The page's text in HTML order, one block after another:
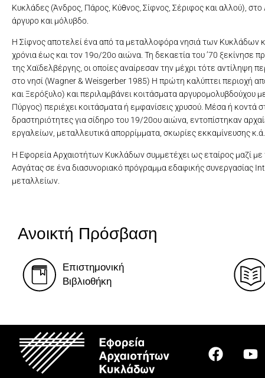
Κυκλάδες (Άνδρος, Πάρος, Κύθνος, Σίφνος, Σέριφος και αλλού),
άργυρο και μόλυβδο.
Η Σίφνος αποτελεί ένα από τα μεταλλοφόρα νησιά των Κυκλάδων
χρόνια έως και τον 19ο/20ο αιώνα. Τη δεκαετία του ’70 ξεκίνησε
της Χαϊδελβέργης, οι οποίες αναίρεσαν την μέχρι τότε αντίληψη
στο νησί (Wagner & Weisgerber 1985) Η πρώτη καλύπτει περιοχή
και Ξερόξυλο) και περιλαμβάνει κοιτάσματα
Πύργος) περιέχει κοιτάσματα ή εμφανίσεις χρυσού. Μέσα ή κοντά
δραστηριότητες για σίδηρο του 19/20ου αιώνα, εντοπίστηκαν
εργαλείων, μεταλλευτικά απορρίμματα, σκωρίες εκκαμίνευσης κ.ά.
Η Εφορεία Αρχαιοτήτων Κυκλάδων συμμετέχει ως εταίρος μαζί
Ασγάτας σε ένα διασυνοριακό πρόγραμμα εδαφικής
μεταλλείων.
Ανοικτή Πρόσβαση
Επιστημονική
Βιβλιοθήκη